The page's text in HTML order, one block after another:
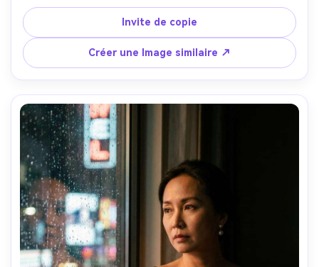
détendus, la lumière du jour diffuse et la lumière subtile
de la jante, Canon R5, 35mm f/1.8, corps complet vertical
4:5, ambiance éditoriale aérée, ombres naturelles, drap en
tissu réaliste, haute résolution-AR 4:5
Invite de copie
Créer une Image similaire ↗